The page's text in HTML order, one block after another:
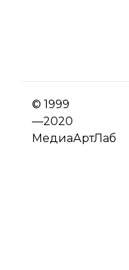
© 1999
—2020
МедиаАртЛаб